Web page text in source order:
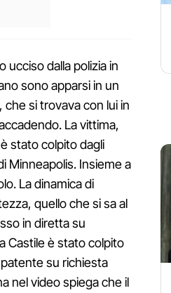
ucciso dalla polizia in
sono apparsi in un
si trovava con lui in
La vittima,
stato colpito dagli
Minneapolis. Insieme a
La dinamica di
quello che si sa al
in diretta su
Castile è stato colpito
su richiesta
nel video spiega che il